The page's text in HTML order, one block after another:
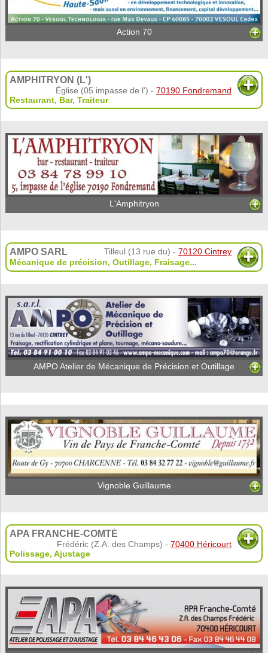
Action 70
AMPHITRYON (L')
Église (05 impasse de l') -70190 Fondremand
Restaurant, Bar, Traiteur
L'Amphitryon
AMPO SARL Tilleul (13 rue du) -70120 Cintrey
Mécanique de précision, Outillage, Fraisage...
AMPO Atelier de Mécanique de Précision et Outillage
Vignoble Guillaume
APA FRANCHE-COMTÉ
Frédéric (Z.A. des Champs) -70400 Héricourt
Polissage, Ajustage